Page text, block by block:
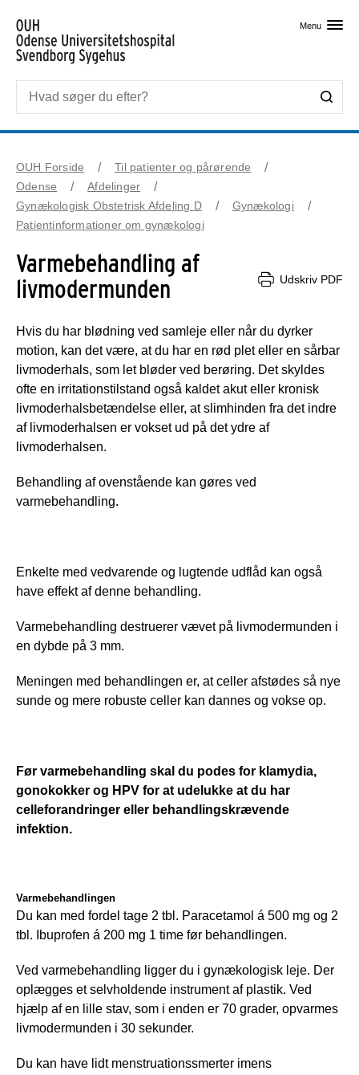
Menu
OUH Forside
Til patienter og pårørende
Odense
Afdelinger
Gynækologisk Obstetrisk Afdeling D
Gynækologi
Patientinformationer om gynækologi
Varmebehandling af
livmodermunden
Udskriv PDF
Hvis du har blødning ved samleje eller når du dyrker
motion, kan det være, at du har en rød plet eller en sårbar
livmoderhals, som let bløder ved berøring. Det skyldes
ofte en irritationstilstand også kaldet akut eller kronisk
livmoderhalsbetændelse eller, at slimhinden fra det indre
af livmoderhalsen er vokset ud på det ydre af
livmoderhalsen.
Behandling af ovenstående kan gøres ved
varmebehandling.
Enkelte med vedvarende og lugtende udflåd kan også
have effekt af denne behandling.
Varmebehandling destruerer vævet på livmodermunden i
en dybde på 3 mm.
Meningen med behandlingen er, at celler afstødes så nye
sunde og mere robuste celler kan dannes og vokse op.
Før varmebehandling skal du podes for klamydia,
gonokokker og HPV for at udelukke at du har
celleforandringer eller behandlingskrævende
infektion.
Varmebehandlingen
Du kan med fordel tage 2 tbl. Paracetamol á 500 mg og 2
tbl. Ibuprofen á 200 mg 1 time før behandlingen.
Ved varmebehandling ligger du i gynækologisk leje. Der
oplægges et selvholdende instrument af plastik. Ved
hjælp af en lille stav, som i enden er 70 grader, opvarmes
livmodermunden i 30 sekunder.
Du kan have lidt menstruationssmerter imens